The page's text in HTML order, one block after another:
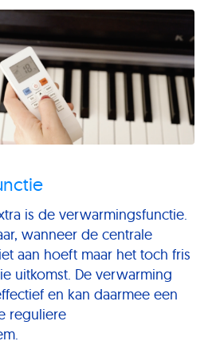
is de verwarmingsfunctie.
wanneer de centrale
aan hoeft maar het toch fris
uitkomst. De verwarming
en kan daarmee een
reguliere